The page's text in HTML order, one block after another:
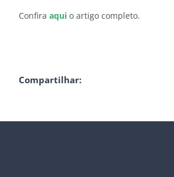
Confira aqui o artigo completo.
Compartilhar: